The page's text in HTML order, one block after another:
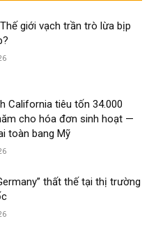
giới vạch trần trò lừa bịp
California tiêu tốn 34.000
cho hóa đơn sinh hoạt —
toàn bang Mỹ
thất thế tại thị trường